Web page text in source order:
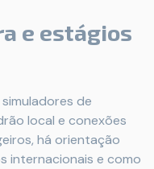
e estágios
de
local e conexões
há orientação
internacionais e como